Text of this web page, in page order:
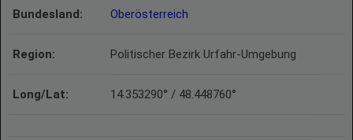
Bundesland: Oberösterreich
Region: Politischer Bezirk Urfahr-Umgebung
Long/Lat: 14.353290° / 48.448760°